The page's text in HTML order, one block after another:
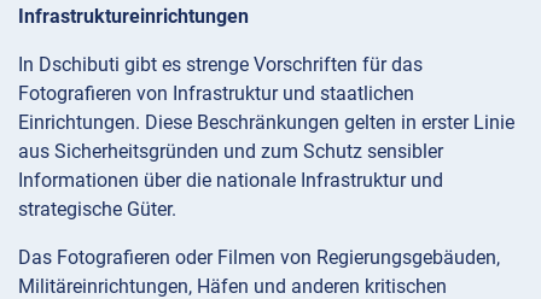
Infrastruktureinrichtungen
In Dschibuti gibt es strenge Vorschriften für das
Fotografieren von Infrastruktur und staatlichen
Einrichtungen. Diese Beschränkungen gelten in erster Linie
aus Sicherheitsgründen und zum Schutz sensibler
Informationen über die nationale Infrastruktur und
strategische Güter.
Das Fotografieren oder Filmen von Regierungsgebäuden,
Militäreinrichtungen, Häfen und anderen kritischen